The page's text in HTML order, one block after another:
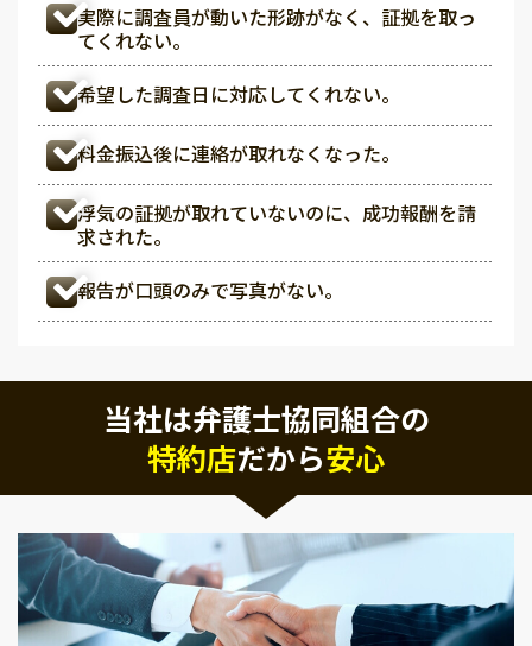
実際に調査員が動いた形跡がなく、証拠を取っ
てくれない。
希望した調査日に対応してくれない。
料金振込後に連絡が取れなくなった。
浮気の証拠が取れていないのに、成功報酬を請
求された。
報告が口頭のみで写真がない。
当社は弁護士協同組合の
特約店だから安心